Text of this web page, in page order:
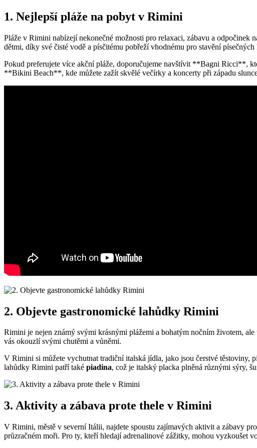
1. Nejlepší pláže na pobyt v Rimini
Pláže v Rimini nabízejí nekonečné možnosti pro relaxaci, zábavu a odpočinek
dětmi, díky své čisté vodě a písčitému pobřeží vhodnému pro stavění
Pokud preferujete více akční pláže, doporučujeme navštívit **Bagni Ricci**,
**Bikini Beach**, kde můžete zažít skvělé večírky a koncerty při západu
2. Objevte gastronomické lahůdky Rimini
Rimini je nejen známý svými krásnými plážemi a bohatým nočním životem,
vás okouzlí svými chutěmi a vůněmi.
V Rimini si můžete vychutnat tradiční italská jídla, jako jsou čerstvé těstoviny,
lahůdky Rimini patří také piadina, což je italský placka plněná různými sýry,
3. Aktivity a zábava prote thele v Rimini
V Rimini, městě v severní Itálii, najdete spoustu zajímavých aktivit a zábavy
průzračném moři. Pro ty, kteří hledají adrenalinové zážitky, mohou vyzkoušet